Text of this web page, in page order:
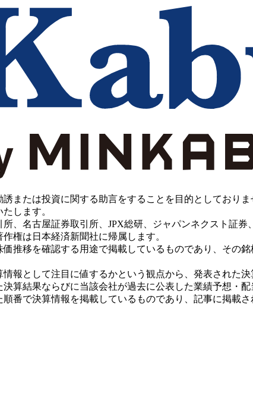
または投資に関する助言をすることを目的としておりま
します。
名古屋証券取引所、JPX総研、ジャパンネクスト証券
権は日本経済新聞社に帰属します。
推移を確認する用途で掲載しているものであり、その
報として注目に値するかという観点から、発表された
算結果ならびに当該会社が過去に公表した業績予想・
番で決算情報を掲載しているものであり、記事に掲載